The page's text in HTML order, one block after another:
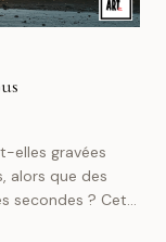
elles gravées
alors que des
secondes ? Cet
entre une œuvre